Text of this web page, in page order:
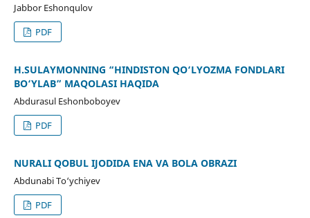
Jabbor Eshonqulov
PDF
H.SULAYMONNING “HINDISTON QO‘LYOZMA FONDLARI
BO‘YLAB” MAQOLASI HAQIDA
Abdurasul Eshonboboyev
PDF
NURALI QOBUL IJODIDA ENA VA BOLA OBRAZI
Abdunabi To‘ychiyev
PDF